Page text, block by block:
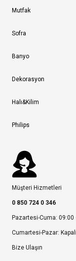
Mutfak
Sofra
Banyo
Dekorasyon
Halı&Kilim
Philips
Müşteri Hizmetleri
0 850 724 0 346
Pazartesi-Cuma: 09:00
Cumartesi-Pazar: Kapalı
Bize Ulaşın